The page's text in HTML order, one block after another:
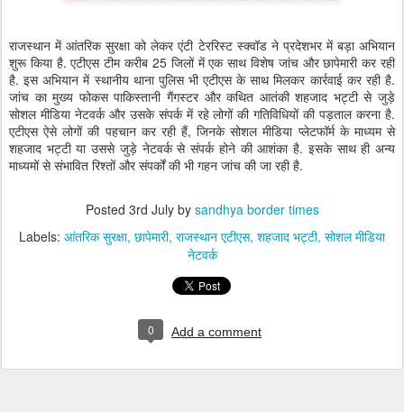
राजस्थान में आंतरिक सुरक्षा को लेकर एंटी टेररिस्ट स्क्वॉड ने प्रदेशभर में बड़ा अभियान
शुरू किया है. एटीएस टीम करीब 25 जिलों में एक साथ विशेष जांच और छापेमारी कर रही
है. इस अभियान में स्थानीय थाना पुलिस भी एटीएस के साथ मिलकर कार्रवाई कर रही है.
जांच का मुख्य फोकस पाकिस्तानी गैंगस्टर और कथित आतंकी शहजाद भट्टी से जुड़े
सोशल मीडिया नेटवर्क और उसके संपर्क में रहे लोगों की गतिविधियों की पड़ताल करना है.
एटीएस ऐसे लोगों की पहचान कर रही हैं, जिनके सोशल मीडिया प्लेटफॉर्म के माध्यम से
शहजाद भट्टी या उससे जुड़े नेटवर्क से संपर्क होने की आशंका है. इसके साथ ही अन्य
माध्यमों से संभावित रिश्तों और संपर्कों की भी गहन जांच की जा रही है.
Posted 3rd Julyby sandhya border times
Labels: आंतरिक सुरक्षा छापेमारी राजस्थान एटीएस शहजाद भट्टी सोशल मीडिया
नेटवर्क
0 Add a comment